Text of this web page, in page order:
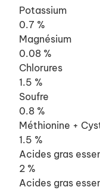
Potassium
0.7 %
Magnésium
0.08 %
Chlorures
1.5 %
Soufre
0.8 %
Méthionine +
1.5 %
Acides gras
2 %
Acides gras